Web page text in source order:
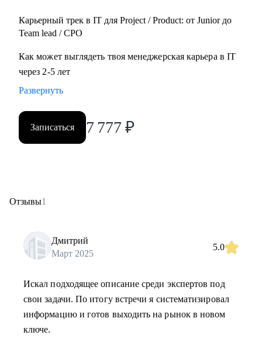
Карьерный трек в IT для Project / Product: от Junior до
Team lead / CPO
Как может выглядеть твоя менеджерская карьера в IT
через 2-5 лет
Развернуть
Записаться 7 777 ₽
Отзывы1
Дмитрий
Март 2025
5.0
Искал подходящее описание среди экспертов под
свои задачи. По итогу встречи я систематизировал
информацию и готов выходить на рынок в новом
ключе.